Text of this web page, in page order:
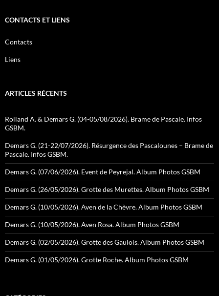
CONTACTS ET LIENS
Contacts
Liens
ARTICLES RÉCENTS
Rolland A. & Demars G. (04-05/08/2026). Brame de Pascale. Infos
GSBM.
Demars G. (21-22/07/2026). Résurgence des Pascalounes – Brame de
Pascale. Infos GSBM.
Demars G. (07/06/2026). Event de Peyrejal. Album Photos GSBM
Demars G. (26/05/2026). Grotte des Murettes. Album Photos GSBM
Demars G. (10/05/2026). Aven de la Chèvre. Album Photos GSBM
Demars G. (10/05/2026). Aven Rosa. Album Photos GSBM
Demars G. (02/05/2026). Grotte des Gaulois. Album Photos GSBM
Demars G. (01/05/2026). Grotte Roche. Album Photos GSBM